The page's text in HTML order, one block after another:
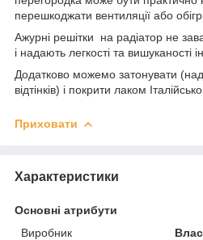
перешкоджати вентиляції або
Ажурні решітки на радіатор не
і надають легкості та вишуканості
Додатково можемо затонувати
відтінків) і покрити лаком
Приховати
Характеристики
Основні атрибути
Виробник